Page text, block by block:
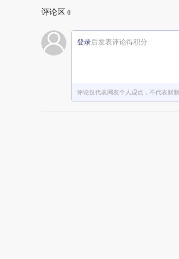
评论区 0
登录后发表评论得积分
评论仅代表网友个人观点，不代表财